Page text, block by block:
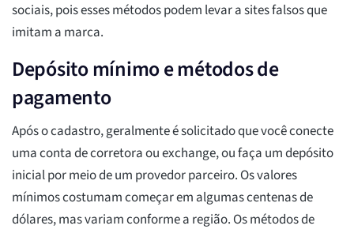
sociais, pois esses métodos podem levar a sites falsos que
imitam a marca.
Depósito mínimo e métodos de
pagamento
Após o cadastro, geralmente é solicitado que você conecte
uma conta de corretora ou exchange, ou faça um depósito
inicial por meio de um provedor parceiro. Os valores
mínimos costumam começar em algumas centenas de
dólares, mas variam conforme a região. Os métodos de